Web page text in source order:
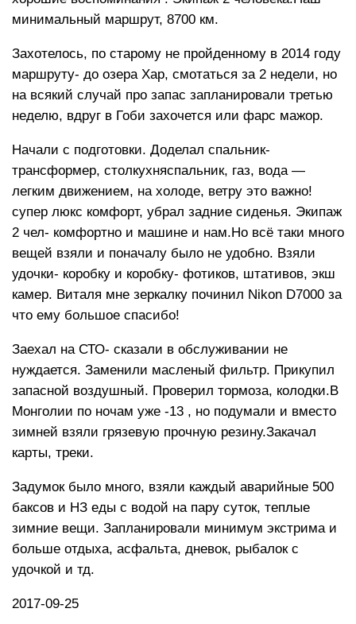
минимальный маршрут, 8700 км.
Захотелось, по старому не пройденному в 2014 году
маршруту- до озера Хар, смотаться за 2 недели, но
на всякий случай про запас запланировали третью
неделю, вдруг в Гоби захочется или фарс мажор.
Начали с подготовки. Доделал спальник-
трансформер, столкухняспальник, газ, вода —
легким движением, на холоде, ветру это важно!
супер люкс комфорт, убрал задние сиденья. Экипаж
2 чел- комфортно и машине и нам.Но всё таки много
вещей взяли и поначалу было не удобно. Взяли
удочки- коробку и коробку- фотиков, штативов, экш
камер. Виталя мне зеркалку починил Nikon D7000 за
что ему большое спасибо!
Заехал на СТО- сказали в обслуживании не
нуждается. Заменили масленый фильтр. Прикупил
запасной воздушный. Проверил тормоза, колодки.В
Монголии по ночам уже -13 , но подумали и вместо
зимней взяли грязевую прочную резину.Закачал
карты, треки.
Задумок было много, взяли каждый аварийные 500
баксов и НЗ еды с водой на пару суток, теплые
зимние вещи. Запланировали минимум экстрима и
больше отдыха, асфальта, дневок, рыбалок с
удочкой и тд.
2017-09-25